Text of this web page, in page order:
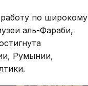
по широкому
аль-Фараби,
Румынии,